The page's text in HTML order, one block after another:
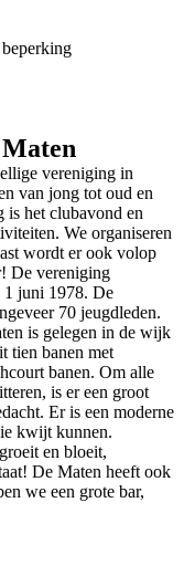
vereniging in
van jong tot oud en
is het clubavond en
We organiseren
wordt er ook volop
De vereniging
1 juni 1978. De
70 jeugdleden.
is gelegen in de wijk
tien banen met
banen. Om alle
is er een groot
Er is een moderne
kwijt kunnen.
en bloeit,
De Maten heeft ook
we een grote bar,